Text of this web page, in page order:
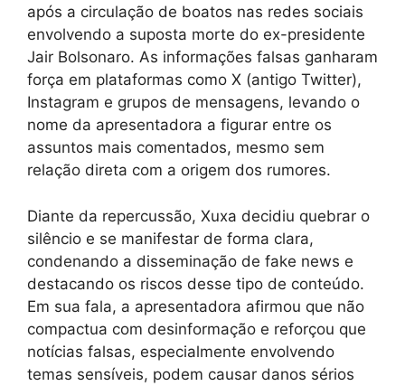
após a circulação de boatos nas redes sociais
envolvendo a suposta morte do ex-presidente
Jair Bolsonaro. As informações falsas ganharam
força em plataformas como X (antigo Twitter),
Instagram e grupos de mensagens, levando o
nome da apresentadora a figurar entre os
assuntos mais comentados, mesmo sem
relação direta com a origem dos rumores.
Diante da repercussão, Xuxa decidiu quebrar o
silêncio e se manifestar de forma clara,
condenando a disseminação de fake news e
destacando os riscos desse tipo de conteúdo.
Em sua fala, a apresentadora afirmou que não
compactua com desinformação e reforçou que
notícias falsas, especialmente envolvendo
temas sensíveis, podem causar danos sérios